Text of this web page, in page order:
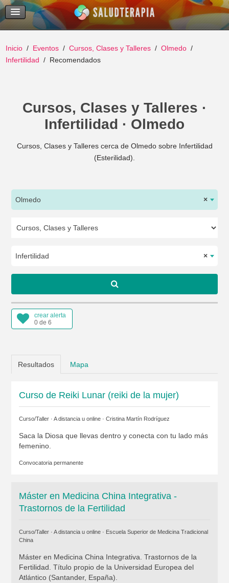
Temas Recientes
Buscar
Inicio Eventos Cursos, Clases y Talleres
Olmedo
Infertilidad
Recomendados
Cursos, Clases y Talleres ·
Infertilidad · Olmedo
Cursos, Clases y Talleres cerca de Olmedo sobre Infertilidad
(Esterilidad).
×
Olmedo
×
Infertilidad
crear alerta
0 de 6
Resultados Mapa
Curso de Reiki Lunar (reiki de la mujer)
Curso/Taller · A distancia u online · Cristina Martín Rodríguez
Saca la Diosa que llevas dentro y conecta con tu lado más
femenino.
Convocatoria permanente
Máster en Medicina China Integrativa -
Trastornos de la Fertilidad
Curso/Taller · A distancia u online · Escuela Superior de Medicina Tradicional
China
Máster en Medicina China Integrativa. Trastornos de la
Fertilidad. Título propio de la Universidad Europea del
Atlántico (Santander, España).